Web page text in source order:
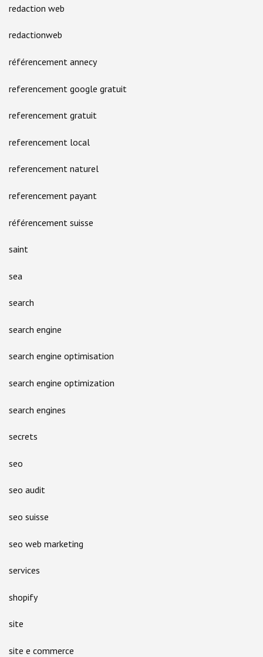
redaction web
redactionweb
référencement annecy
referencement google gratuit
referencement gratuit
referencement local
referencement naturel
referencement payant
référencement suisse
saint
sea
search
search engine
search engine optimisation
search engine optimization
search engines
secrets
seo
seo audit
seo suisse
seo web marketing
services
shopify
site
site e commerce